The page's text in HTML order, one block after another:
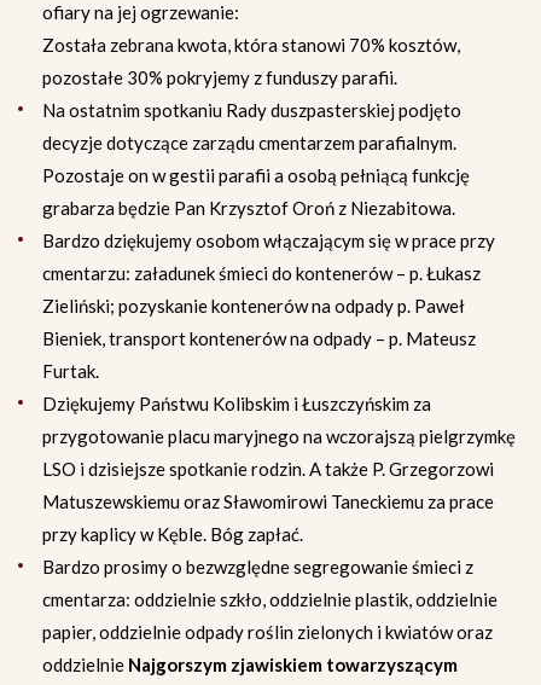
ofiary na jej ogrzewanie:
Została zebrana kwota, która stanowi 70% kosztów,
pozostałe 30% pokryjemy z funduszy parafii.
Na ostatnim spotkaniu Rady duszpasterskiej podjęto
decyzje dotyczące zarządu cmentarzem parafialnym.
Pozostaje on w gestii parafii a osobą pełniącą funkcję
grabarza będzie Pan Krzysztof Oroń z Niezabitowa.
Bardzo dziękujemy osobom włączającym się w prace przy
cmentarzu: załadunek śmieci do kontenerów – p. Łukasz
Zieliński; pozyskanie kontenerów na odpady p. Paweł
Bieniek, transport kontenerów na odpady – p. Mateusz
Furtak.
Dziękujemy Państwu Kolibskim i Łuszczyńskim za
przygotowanie placu maryjnego na wczorajszą pielgrzymkę
LSO i dzisiejsze spotkanie rodzin. A także P. Grzegorzowi
Matuszewskiemu oraz Sławomirowi Taneckiemu za prace
przy kaplicy w Kęble. Bóg zapłać.
Bardzo prosimy o bezwzględne segregowanie śmieci z
cmentarza: oddzielnie szkło, oddzielnie plastik, oddzielnie
papier, oddzielnie odpady roślin zielonych i kwiatów oraz
oddzielnie Najgorszym zjawiskiem towarzyszącym